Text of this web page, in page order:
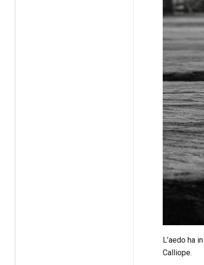
L’aedo ha
Calliope.